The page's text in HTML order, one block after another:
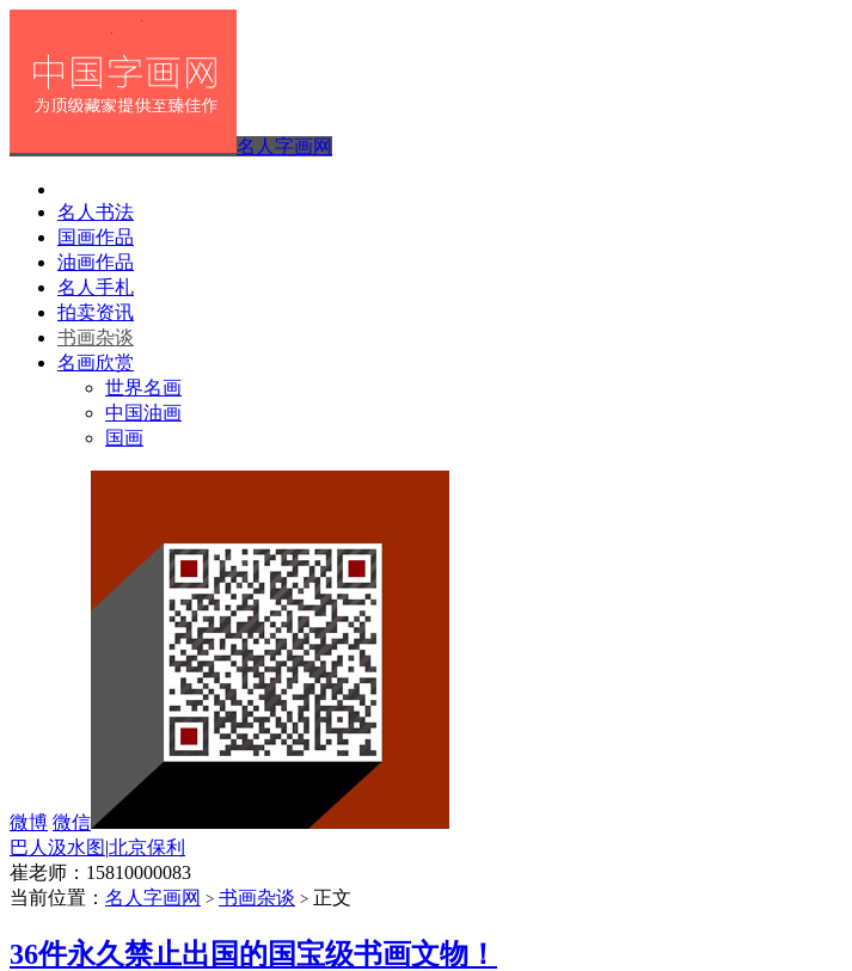
名人字画网
名人书法
国画作品
油画作品
名人手札
拍卖资讯
书画杂谈
名画欣赏
世界名画
中国油画
国画
微博 微信
巴人汲水图|北京保利
崔老师：15810000083
当前位置： 名人字画网 > 书画杂谈 > 正文
36件永久禁止出国的国宝级书画文物！